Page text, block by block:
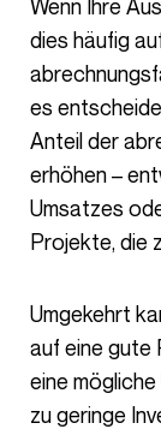
Wenn Ihre Auslastungsrate unter 70 % fällt, deutet
dies häufig
es
Anteil der
erhöhen –
Umsatzes
Projekte, die
Umgekehrt kann eine Quote von über 80 % zwar
auf eine gute
eine
zu geringe